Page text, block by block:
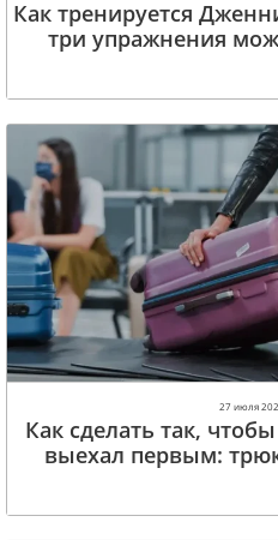
Как тренируется
три упражнения
27 июля
Как сделать так,
выехал первым: